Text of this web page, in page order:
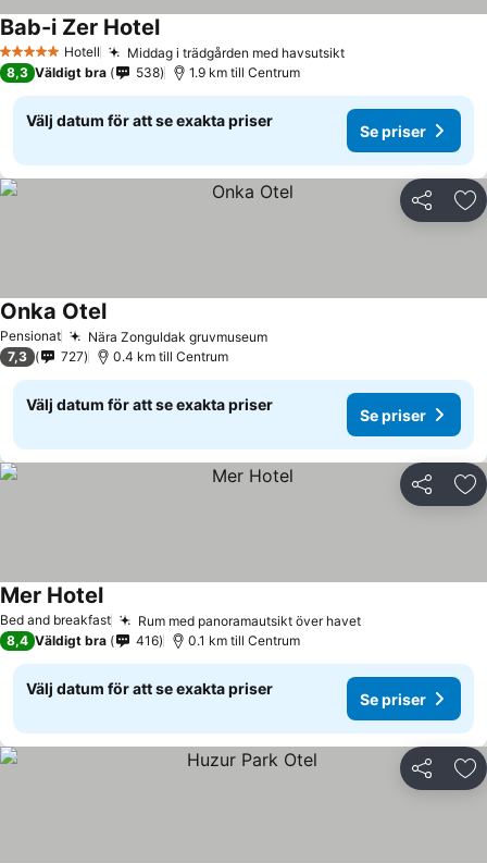
5 Stjärnor Hotell Middag i trädgården med havsutsikt
Bab-i Zer Hotel
8,3 Väldigt bra 538 1.9 km till Centrum
Välj datum för att se exakta priser
Se priser
Dela
Pensionat Nära Zonguldak gruvmuseum
Onka Otel
7,3 727 0.4 km till Centrum
Välj datum för att se exakta priser
Se priser
Dela
Bed and breakfast Rum med panoramautsikt över havet
Mer Hotel
8,4 Väldigt bra 416 0.1 km till Centrum
Välj datum för att se exakta priser
Se priser
Dela